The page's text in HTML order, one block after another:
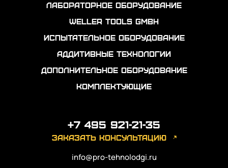
Лабораторное оборудование
Weller Tools GmbH
Испытательное оборудование
Аддитивные технологии
Дополнительное оборудование
Комплектующие
+7 495 921-21-35
заказать консультацию
info@pro-tehnolodgi.ru